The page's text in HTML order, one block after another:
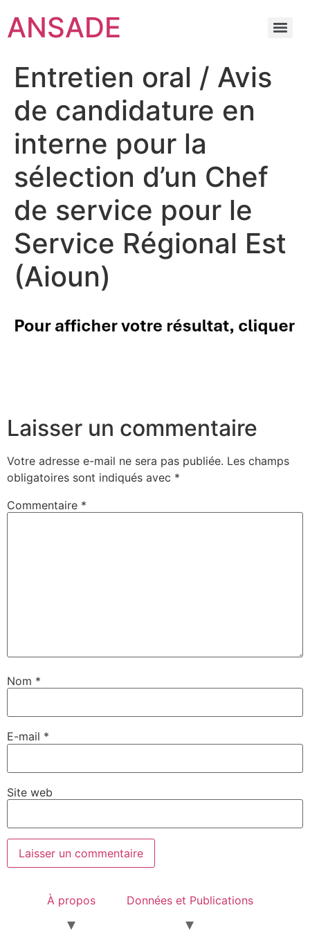
ANSADE
Entretien oral / Avis
de candidature en
interne pour la
sélection d’un Chef
de service pour le
Service Régional Est
(Aioun)
Laisser un commentaire
Votre adresse e-mail ne sera pas publiée. Les champs
obligatoires sont indiqués avec *
Commentaire *
Nom *
E-mail *
Site web
À propos Données et Publications